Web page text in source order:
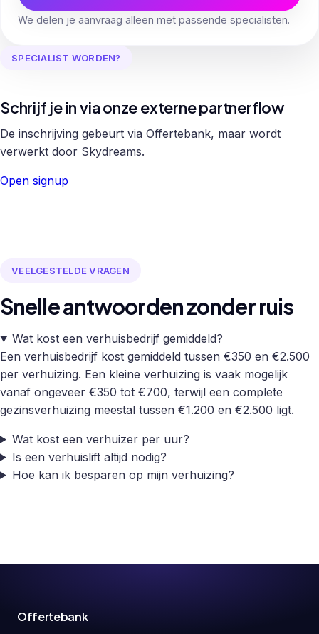
We delen je aanvraag alleen met passende specialisten.
SPECIALIST WORDEN?
Schrijf je in via onze externe partnerflow
De inschrijving gebeurt via Offertebank, maar wordt
verwerkt door Skydreams.
Open signup
VEELGESTELDE VRAGEN
Snelle antwoorden zonder ruis
Wat kost een verhuisbedrijf gemiddeld?
Een verhuisbedrijf kost gemiddeld tussen €350 en €2.500
per verhuizing. Een kleine verhuizing is vaak mogelijk
vanaf ongeveer €350 tot €700, terwijl een complete
gezinsverhuizing meestal tussen €1.200 en €2.500 ligt.
Wat kost een verhuizer per uur?
Is een verhuislift altijd nodig?
Hoe kan ik besparen op mijn verhuizing?
Offertebank